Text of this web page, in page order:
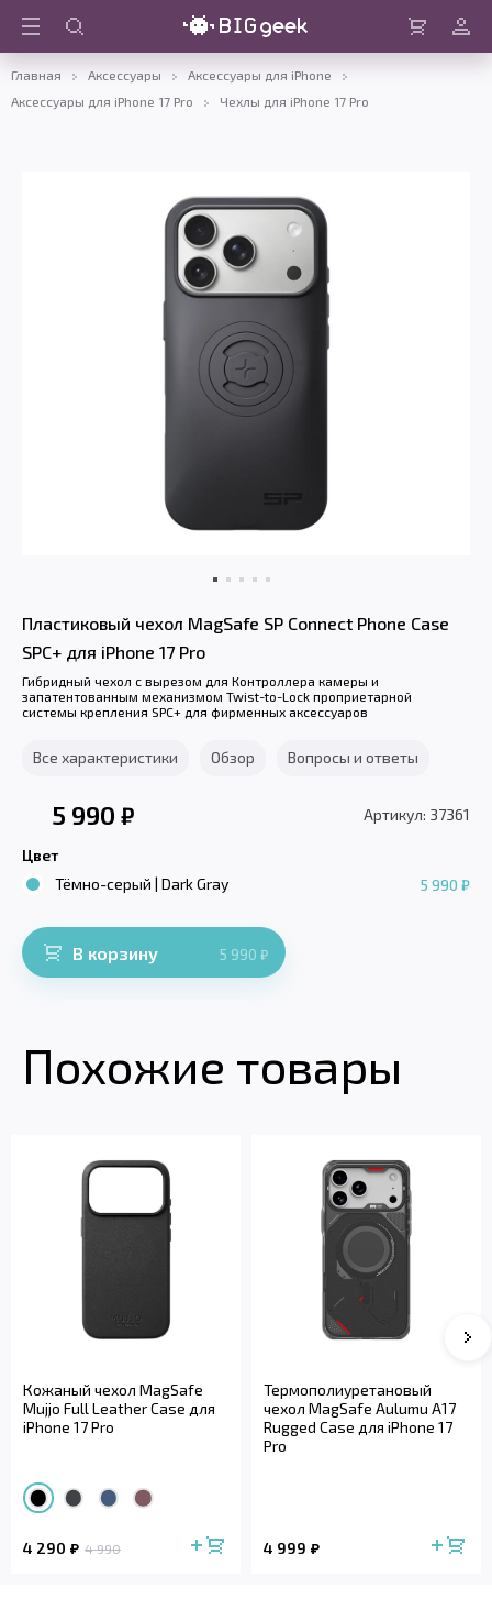
Войти
Главная Аксессуары
Аксессуары для iPhone
Аксессуары для iPhone 17 Pro
Чехлы для iPhone 17 Pro
Пластиковый чехол MagSafe SP Connect Phone Case
SPC+ для iPhone 17 Pro
Гибридный чехол с вырезом для Контроллера камеры и
запатентованным механизмом Twist-to-Lock проприетарной
системы крепления SPC+ для фирменных аксессуаров
Все характеристики Обзор Вопросы и ответы
5 990 ₽ Артикул: 37361
Цвет
Тёмно-серый | Dark Gray
5 990 ₽
В корзину 5 990 ₽
Похожие товары
Кожаный чехол MagSafe
Mujjo Full Leather Case для
iPhone 17 Pro
4 290 4 990
Термополиуретановый
чехол MagSafe Aulumu A17
Rugged Case для iPhone 17
Pro
4 999